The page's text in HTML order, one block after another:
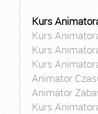
Kurs
Kurs
Kurs
Kurs
Animator
Animator
Kurs